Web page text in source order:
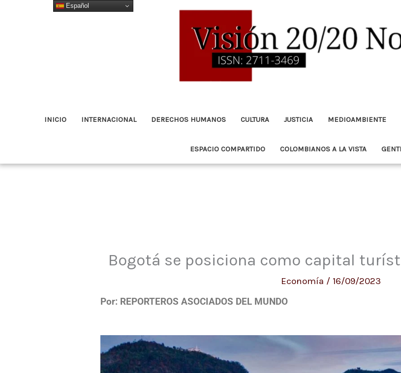
INICIO INTERNACIONAL DERECHOS HUMANOS CULTURA JUSTICIA MEDIOAMBIENTE
ESPACIO COMPARTIDO COLOMBIANOS A LA VISTA
Bogotá se posiciona como capital
Economía / 16/09/2023
Por: REPORTEROS ASOCIADOS DEL MUNDO
Español